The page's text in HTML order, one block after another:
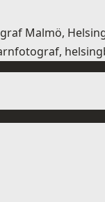
Malmö,